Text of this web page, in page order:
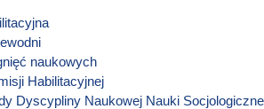
naukowych
Habilitacyjnej
Dyscypliny Naukowej Nauki Socjologiczne